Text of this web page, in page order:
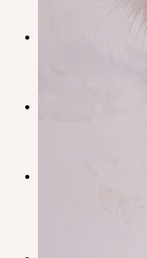
中文 $ USD
한국어 ￦ WON